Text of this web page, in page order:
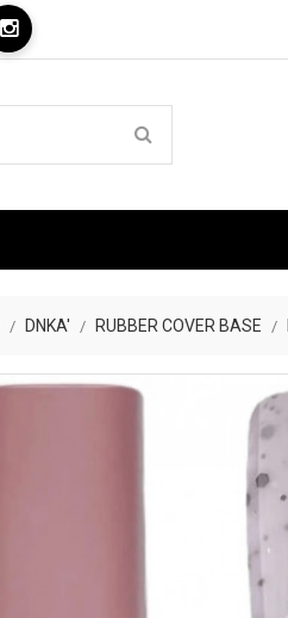
DNKA' RUBBER COVER BASE